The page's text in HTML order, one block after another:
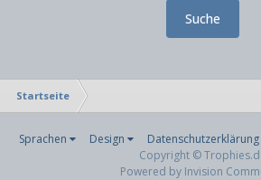
Suche
Startseite
Sprachen Design Datenschutzerklärung
Copyright ©
Powered by Invision